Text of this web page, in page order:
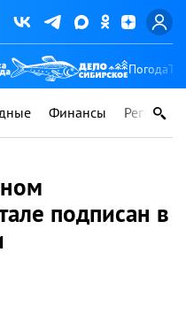
Погода
Финансы Регионы
подписан в